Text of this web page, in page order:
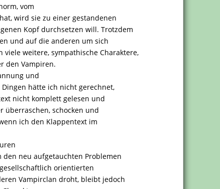
vom
wird sie zu einer gestandenen
Kopf durchsetzen will. Trotzdem
und auf die anderen um sich
weitere, sympathische Charaktere,
den Vampiren.
und
hätte ich nicht gerechnet,
nicht komplett gelesen und
überraschen, schocken und
ich den Klappentext im
neu aufgetauchten Problemen
orientierten
Vampirclan droht, bleibt jedoch